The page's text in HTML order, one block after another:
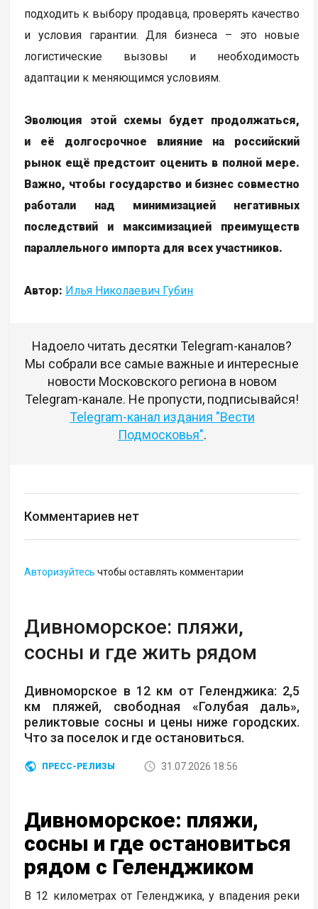
подходить к выбору продавца, проверять качество
и условия гарантии. Для бизнеса – это новые
логистические вызовы и необходимость
адаптации к меняющимся условиям.
Эволюция этой схемы будет продолжаться,
и её долгосрочное влияние на российский
рынок ещё предстоит оценить в полной мере.
Важно, чтобы государство и бизнес совместно
работали над минимизацией негативных
последствий и максимизацией преимуществ
параллельного импорта для всех участников.
Автор: Илья Николаевич Губин
Надоело читать десятки Telegram-каналов?
Мы собрали все самые важные и интересные
новости Московского региона в новом
Telegram-канале. Не пропусти, подписывайся!
Telegram-канал издания "Вести
Подмосковья".
Комментариев нет
Авторизуйтесь чтобы оставлять комментарии
Дивноморское: пляжи,
сосны и где жить рядом
Дивноморское в 12 км от Геленджика: 2,5
км пляжей, свободная «Голубая даль»,
реликтовые сосны и цены ниже городских.
Что за поселок и где остановиться.
ПРЕСС-РЕЛИЗЫ 31.07.2026 18:56
Дивноморское: пляжи,
сосны и где остановиться
рядом с Геленджиком
В 12 километрах от Геленджика, у впадения реки